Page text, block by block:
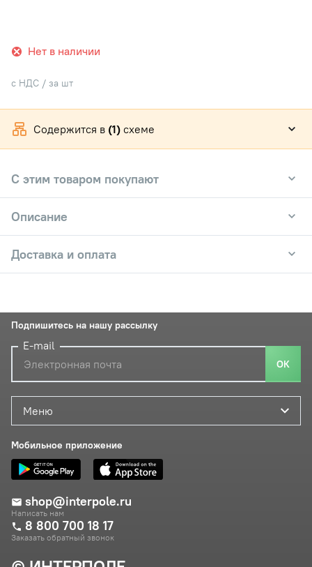
Нет в наличии
с НДС / за шт
Содержится в (1) схеме
С этим товаром покупают
Описание
Доставка и оплата
Меню
Мобильное приложение
shop@interpole.ru
Написать нам
8 800 700 18 17
Заказать обратный звонок
Подпишитесь на нашу рассылку
E-mail
ОК